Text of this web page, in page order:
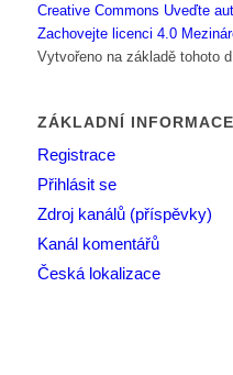
Creative Commons Uveďte
Zachovejte licenci 4.0
Vytvořeno na základě tohoto
ZÁKLADNÍ INFORMACE
Registrace
Přihlásit se
Zdroj kanálů (příspěvky)
Kanál komentářů
Česká lokalizace